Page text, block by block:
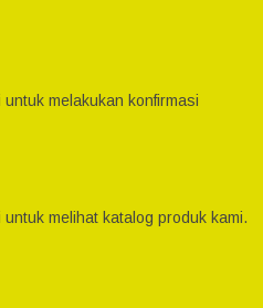
melakukan konfirmasi
melihat katalog produk kami.